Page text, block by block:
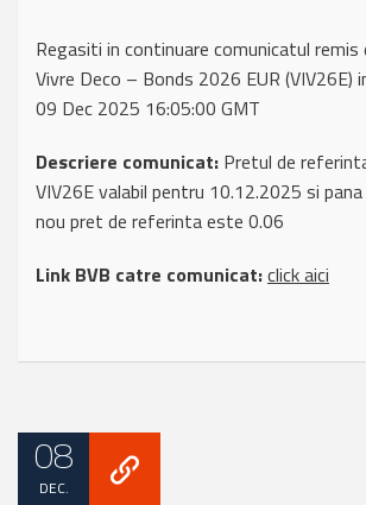
Regasiti in continuare comunicatul
Vivre Deco – Bonds 2026 EUR (VIV26E)
09 Dec 2025 16:05:00 GMT
Descriere comunicat: Pretul de
VIV26E valabil pentru 10.12.2025 si
nou pret de referinta este 0.06
Link BVB catre comunicat:click aici
08
DEC.